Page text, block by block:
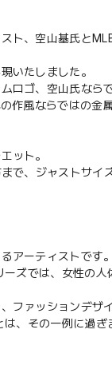
ト、空山基氏と
いたしました。
ロゴ、空山氏なら
作風ならではの金
ット。
で、ジャストサイ
アーティストです。
ズでは、女性の
ファッションデザ
、その一例に過ぎ